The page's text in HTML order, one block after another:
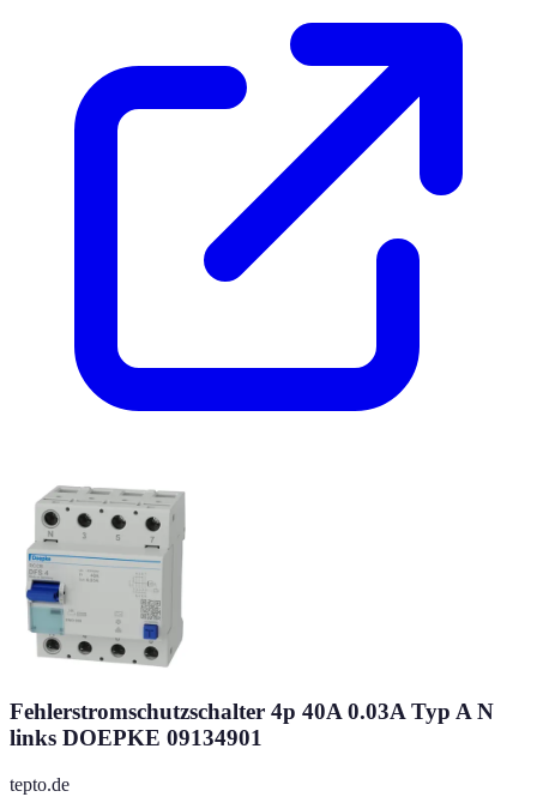
Fehlerstromschutzschalter 4p 40A 0.03A Typ A N
links DOEPKE 09134901
tepto.de